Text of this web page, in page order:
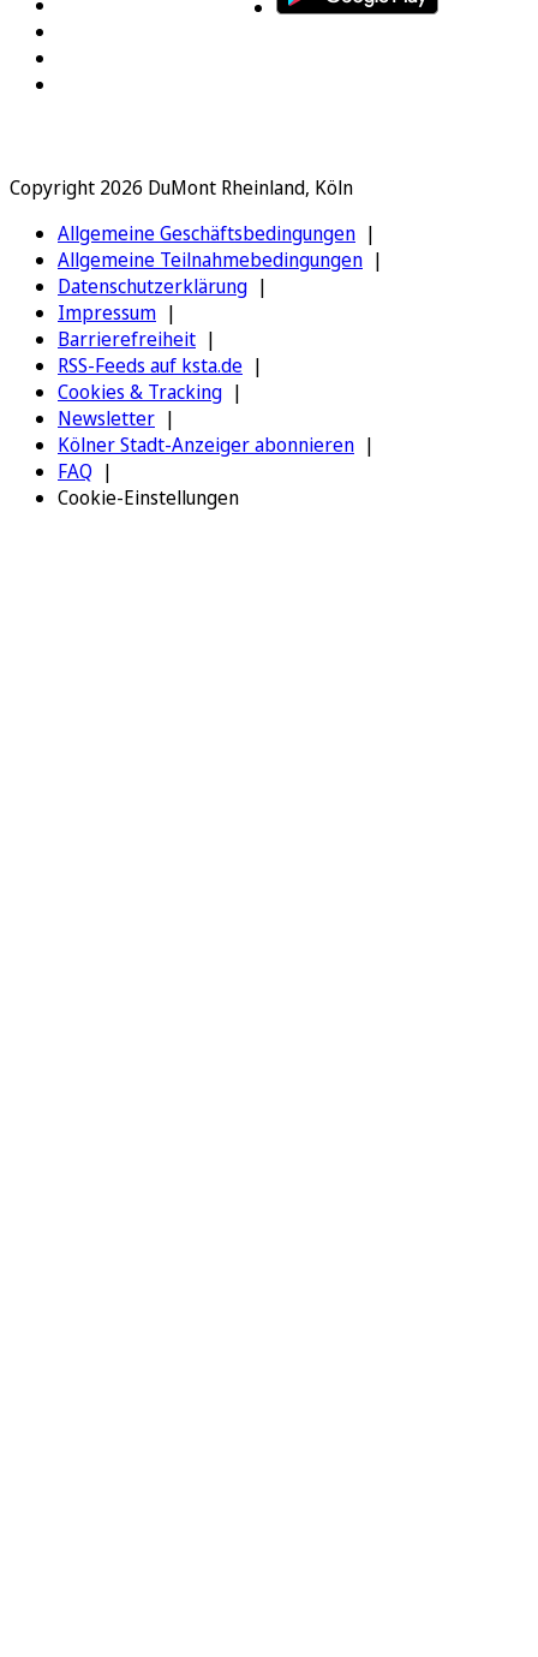
Copyright 2026 DuMont Rheinland, Köln
Allgemeine Geschäftsbedingungen
Allgemeine Teilnahmebedingungen
Datenschutzerklärung
Impressum
Barrierefreiheit
RSS-Feeds auf ksta.de
Cookies & Tracking
Newsletter
Kölner Stadt-Anzeiger abonnieren
FAQ
Cookie-Einstellungen